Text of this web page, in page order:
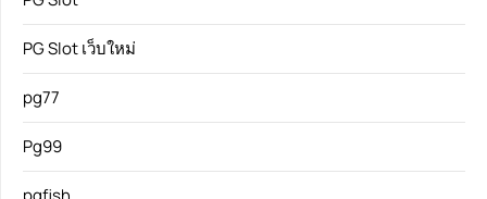
PG Slot เว็บใหม่
pg77
Pg99